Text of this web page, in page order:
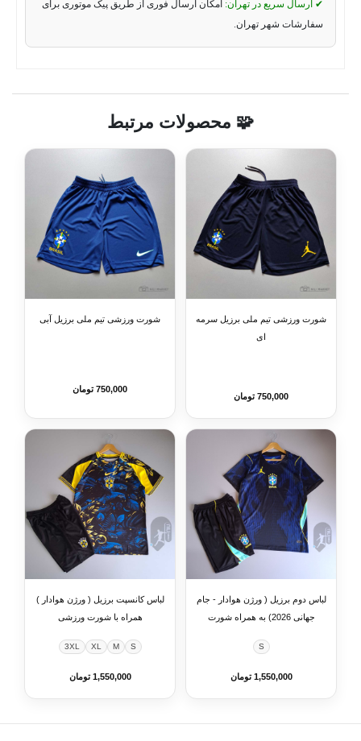
✔ ارسال سریع در تهران: امکان ارسال فوری از طریق پیک موتوری برای
سفارشات شهر تهران.
🧩 محصولات مرتبط
شورت ورزشی تیم ملی برزیل سرمه
ای
750,000 تومان
شورت ورزشی تیم ملی برزیل آبی
750,000 تومان
لباس دوم برزیل ( ورژن هوادار - جام
جهانی 2026) به همراه شورت
S
1,550,000 تومان
لباس کانسپت برزیل ( ورژن هوادار )
همراه با شورت ورزشی
S
M
XL
3XL
1,550,000 تومان